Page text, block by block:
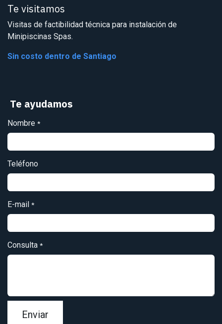
Te visitamos
Visitas de factibilidad técnica para instalación de
Minipiscinas Spas.
Sin costo dentro de Santiago
Te ayudamos
Nombre *
Teléfono
E-mail *
Consulta *
Enviar